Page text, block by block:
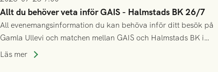
Allt du behöver veta inför GAIS - Halmstads BK 26/7
All evenemangsinformation du kan behöva inför ditt besök på
Gamla Ullevi och matchen mellan GAIS och Halmstads BK i
Allsvenskan! Avspark kl 16.30 på söndag 26/7.
Läs mer